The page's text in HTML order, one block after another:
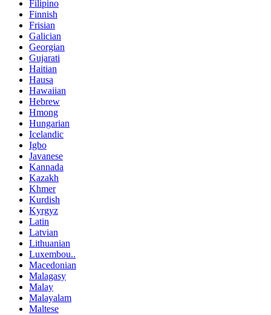
Filipino
Finnish
Frisian
Galician
Georgian
Gujarati
Haitian
Hausa
Hawaiian
Hebrew
Hmong
Hungarian
Icelandic
Igbo
Javanese
Kannada
Kazakh
Khmer
Kurdish
Kyrgyz
Latin
Latvian
Lithuanian
Luxembou..
Macedonian
Malagasy
Malay
Malayalam
Maltese